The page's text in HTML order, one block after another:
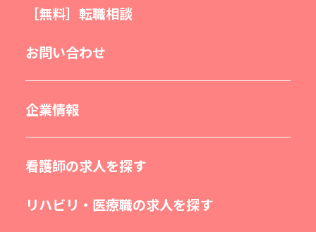
［無料］転職相談
お問い合わせ
企業情報
看護師の求人を探す
リハビリ・医療職の求人を探す